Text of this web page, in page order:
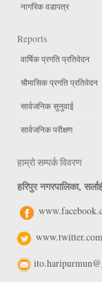
नागरिक वडापत्र
Reports
वार्षिक प्रगति प्रतिवेदन
चौमासिक प्रगति प्रतिवेदन
सार्वजनिक सुनुवाई
सार्वजनिक परीक्षण
हाम्रो सम्पर्क विवरण
हरिपुर नगरपालिका,